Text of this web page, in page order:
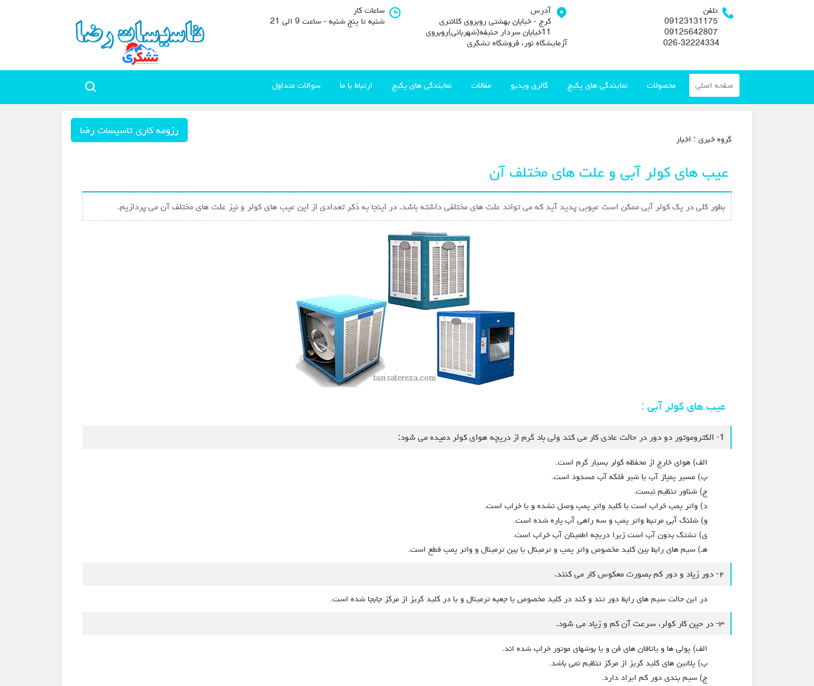
تلفن
09123131175
09125642807
آدرس
کرج - خیابان بهشتی روبروی کلانتری
11خیابان سردار حنیفه(شهربانی)روبروی
آزمایشگاه نور، فروشگاه تشکری
ساعات کار
شنبه تا پنج شنبه - ساعت 9 الی 21
صفحه اصلی محصولات نمایندگی های پکیج گالری ویدیو مقالات نمایندگی های پکیج ارتباط با ما سوالات متداول
رزومه کاری تاسیسات رضا گروه خبري : اخبار
عیب های کولر آبی و علت های مختلف آن
بطور کلی در یک کولر آبی ممكن است عیوبی پدید آید که می تواند علت های مختلفی داشته باشد. در اینجا به ذکر تعدادی از این عیب های کولر و نیز علت های مختلف آن می پردازیم.
عیب های کولر آبی :
1- الکتروموتور دو دور در حالت عادی کار می کند ولی باد گرم از دریچه هوای کولر دميده می شود:
الف) هوای خارج از محفظه کولر بسیار گرم است.
ب) مسير پمپاژ آب یا شیر فلکه آب مسدود است.
ج) شناور تنظیم نیست.
د) واتر پمب خراب است يا كليد واتر پمپ وصل نشده و یا خراب است.
و) شلنگ آبی مرتبط واتر پمپ و سه راهی آب پاره شده است.
ی) تشتك بدون آب است زیرا دریچه اطمینان آب خراب است.
هـ) سیم های رابط بین کلید مخصوص واتر پمپ و ترمینال یا بین ترمینال و واتر پمپ قطع است.
۲- دور زیاد و دور کم بصورت معکوس کار می کنند.
در این حالت سیم های رابط دور تند و کند در کلید مخصوص یا جعبه ترمینال و یا در کلید گریز از مرکز جابجا شده است.
۳- در حین کار کولر، سرعت آن کم و زیاد می شود.
الف) پولی ها و یاتاقان های فن و یا بوشهای موتور خراب شده اند.
ب) پلاتین های کلید گریز از مرکز تنظیم نمی باشد.
ج) سیم بندی دور کم ایراد دارد.